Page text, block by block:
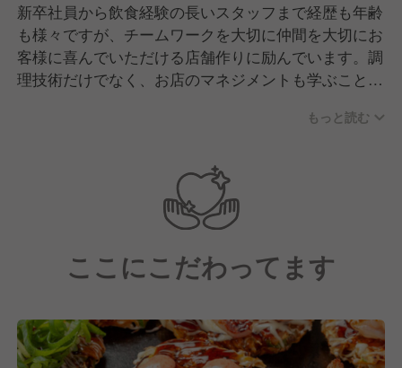
新卒社員から飲食経験の長いスタッフまで経歴も年齢
も様々ですが、チームワークを大切に仲間を大切にお
客様に喜んでいただける店舗作りに励んでいます。調
理技術だけでなく、お店のマネジメントも学ぶことが
もっと読む
ここにこだわってます